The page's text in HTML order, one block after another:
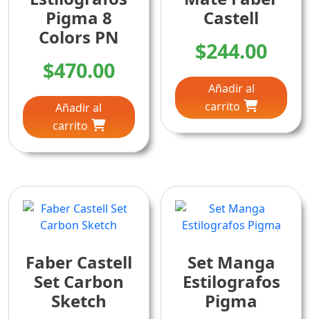
Pigma 8
Colors PN
$470.00
Añadir al
carrito
Castell
$244.00
Añadir al
carrito
Faber Castell
Set Carbon
Sketch
Set Manga
Estilografos
Pigma